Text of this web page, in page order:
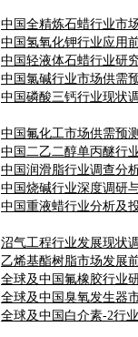
中国全精炼石蜡行业市
中国氢氧化钾行业应用
中国轻液体石蜡行业研
中国氯碱行业市场供需
中国磷酸三钙行业现状
中国氟化工市场供需预
中国二乙二醇单丙醚行
中国润滑脂行业调查分
中国烧碱行业深度调研
中国重液蜡行业分析及
沼气工程行业发展现状
乙烯基酯树脂市场发展
全球及中国氟橡胶行业
全球及中国臭氧发生器
全球及中国白介素-2行